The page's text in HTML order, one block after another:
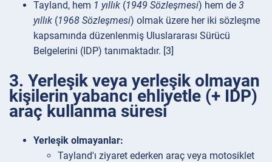
Tayland, hem 1 yıllık (1949 Sözleşmesi) hem de 3
yıllık (1968 Sözleşmesi) olmak üzere her iki sözleşme
kapsamında düzenlenmiş Uluslararası Sürücü
Belgelerini (IDP) tanımaktadır. [3]
3. Yerleşik veya yerleşik olmayan
kişilerin yabancı ehliyetle (+ IDP)
araç kullanma süresi
Yerleşik olmayanlar:
Tayland'ı ziyaret ederken araç veya motosiklet